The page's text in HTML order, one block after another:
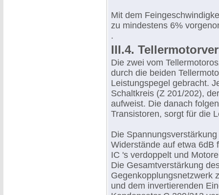
Mit dem
zu mindestens 6%
.
III.4.
Die zwei vom
durch die beiden
Leistungspegel gebracht.
Schaltkreis (Z 201/202),
aufweist. Die danach
Transistoren, sorgt für die
Die
Widerstände auf etwa 6dB
IC 's verdoppelt und
Die Gesamtverstärkung
Gegenkopplungsnetzwerk
und dem invertierenden